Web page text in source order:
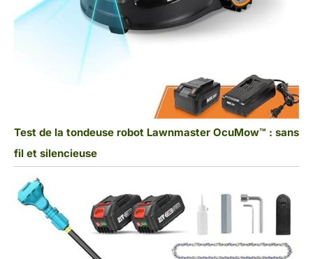
Test de la tondeuse robot Lawnmaster OcuMow™ : sans
fil et silencieuse